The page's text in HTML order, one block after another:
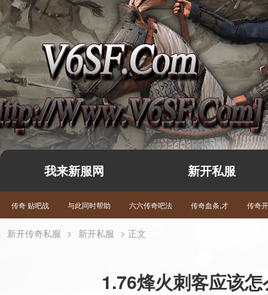
我来新服网 新开私服
传奇 贴吧战 与此同时帮助 六六传奇吧法 传奇血条,才 传奇
新开传奇私服 > 新开私服 > 正文
1.76烽火刺客应该